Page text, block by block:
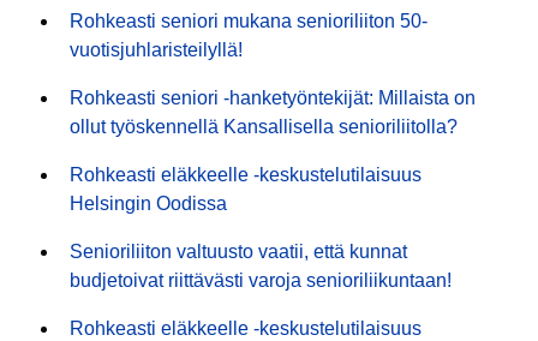
Rohkeasti seniori mukana senioriliiton 50-
vuotisjuhlaristeilyllä!
Rohkeasti seniori -hanketyöntekijät: Millaista on
ollut työskennellä Kansallisella senioriliitolla?
Rohkeasti eläkkeelle -keskustelutilaisuus
Helsingin Oodissa
Senioriliiton valtuusto vaatii, että kunnat
budjetoivat riittävästi varoja senioriliikuntaan!
Rohkeasti eläkkeelle -keskustelutilaisuus